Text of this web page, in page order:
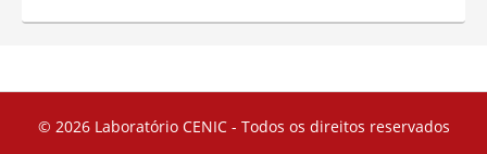
© 2026 Laboratório CENIC - Todos os direitos reservados